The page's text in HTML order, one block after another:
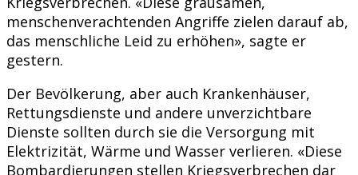
menschenverachtenden Angriffe zielen darauf ab,
das menschliche Leid zu erhöhen», sagte er
gestern.
Der Bevölkerung, aber auch Krankenhäuser,
Rettungsdienste und andere unverzichtbare
Dienste sollten durch sie die Versorgung mit
Elektrizität, Wärme und Wasser verlieren. «Diese
Bombardierungen stellen Kriegsverbrechen dar